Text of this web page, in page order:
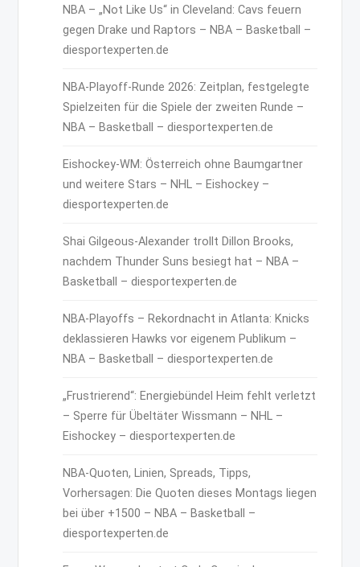
NBA – „Not Like Us“ in Cleveland: Cavs feuern
gegen Drake und Raptors – NBA – Basketball –
diesportexperten.de
NBA-Playoff-Runde 2026: Zeitplan, festgelegte
Spielzeiten für die Spiele der zweiten Runde –
NBA – Basketball – diesportexperten.de
Eishockey-WM: Österreich ohne Baumgartner
und weitere Stars – NHL – Eishockey –
diesportexperten.de
Shai Gilgeous-Alexander trollt Dillon Brooks,
nachdem Thunder Suns besiegt hat – NBA –
Basketball – diesportexperten.de
NBA-Playoffs – Rekordnacht in Atlanta: Knicks
deklassieren Hawks vor eigenem Publikum –
NBA – Basketball – diesportexperten.de
„Frustrierend“: Energiebündel Heim fehlt verletzt
– Sperre für Übeltäter Wissmann – NHL –
Eishockey – diesportexperten.de
NBA-Quoten, Linien, Spreads, Tipps,
Vorhersagen: Die Quoten dieses Montags liegen
bei über +1500 – NBA – Basketball –
diesportexperten.de